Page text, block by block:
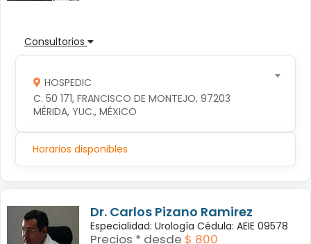
Consultorios
HOSPEDIC
C. 50 171, FRANCISCO DE MONTEJO, 97203
MÉRIDA, YUC., MÉXICO
Horarios disponibles
Dr. Carlos Pizano Ramirez
Especialidad: Urología Cédula: AEIE 09578
Precios * desde $ 800